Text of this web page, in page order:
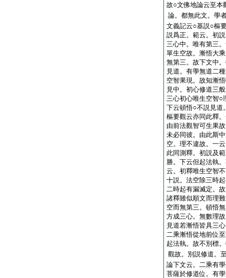
故○文佛地論云至本
論。都無此文。學
文義記云○基説○樞
説爲正。範云。初
三心中。唯有第三
單生空故。漸悟大
無第三。故下文中
見道。有學無道二
空智果現。故知漸
見中。初心修道三
三心初心唯生空智○
下云頓悟○不説見道
樞要觀云亦同此釋
由前法觀智可生果
未必同彼。由此斯
空。理不違故。一
此同測釋。初説及
勝。下云但起法執
云。初釋唯生空智
十説。法空除三時
二時起有漏滅定。
諸釋雖似順文而理
空而無第三。頓悟
方成三心。無數理
見道若漸悟皆具三
二乘漸悟從地前位
起法執。故不別標
觀故。別説修道。
論下文云。二乘有
菩薩於修道位。有